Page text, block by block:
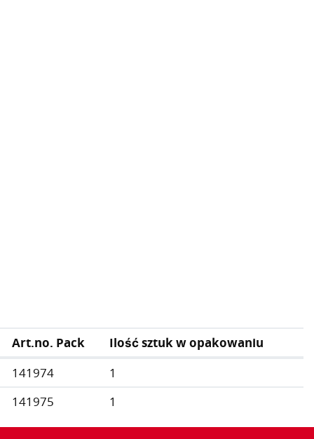
Art.no. Pack
Ilość sztuk w opakowaniu
141974
1
141975
1